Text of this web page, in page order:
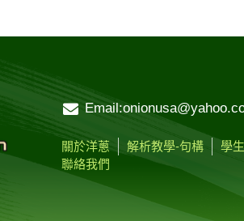
關於洋蔥 解析教學-句構 學
聯絡我們